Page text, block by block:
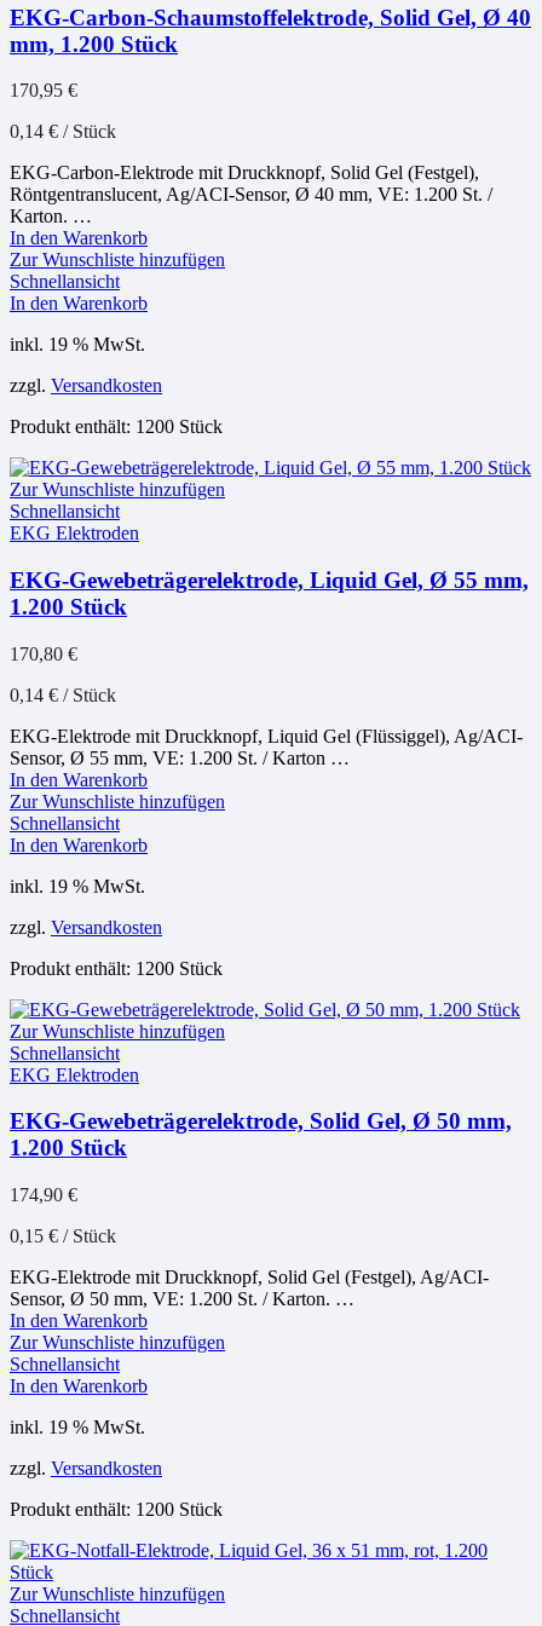
EKG-Carbon-Schaumstoffelektrode, Solid Gel, Ø 40
mm, 1.200 Stück
170,95 €
0,14 € / Stück
EKG-Carbon-Elektrode mit Druckknopf, Solid Gel (Festgel),
Röntgentranslucent, Ag/ACI-Sensor, Ø 40 mm, VE: 1.200 St. /
Karton. …
In den Warenkorb
Zur Wunschliste hinzufügen
Schnellansicht
In den Warenkorb
inkl. 19 % MwSt.
zzgl. Versandkosten
Produkt enthält: 1200 Stück
Zur Wunschliste hinzufügen
Schnellansicht
EKG Elektroden
EKG-Gewebeträgerelektrode, Liquid Gel, Ø 55 mm,
1.200 Stück
170,80 €
0,14 € / Stück
EKG-Elektrode mit Druckknopf, Liquid Gel (Flüssiggel), Ag/ACI-
Sensor, Ø 55 mm, VE: 1.200 St. / Karton …
In den Warenkorb
Zur Wunschliste hinzufügen
Schnellansicht
In den Warenkorb
inkl. 19 % MwSt.
zzgl. Versandkosten
Produkt enthält: 1200 Stück
Zur Wunschliste hinzufügen
Schnellansicht
EKG Elektroden
EKG-Gewebeträgerelektrode, Solid Gel, Ø 50 mm,
1.200 Stück
174,90 €
0,15 € / Stück
EKG-Elektrode mit Druckknopf, Solid Gel (Festgel), Ag/ACI-
Sensor, Ø 50 mm, VE: 1.200 St. / Karton. …
In den Warenkorb
Zur Wunschliste hinzufügen
Schnellansicht
In den Warenkorb
inkl. 19 % MwSt.
zzgl. Versandkosten
Produkt enthält: 1200 Stück
Zur Wunschliste hinzufügen
Schnellansicht